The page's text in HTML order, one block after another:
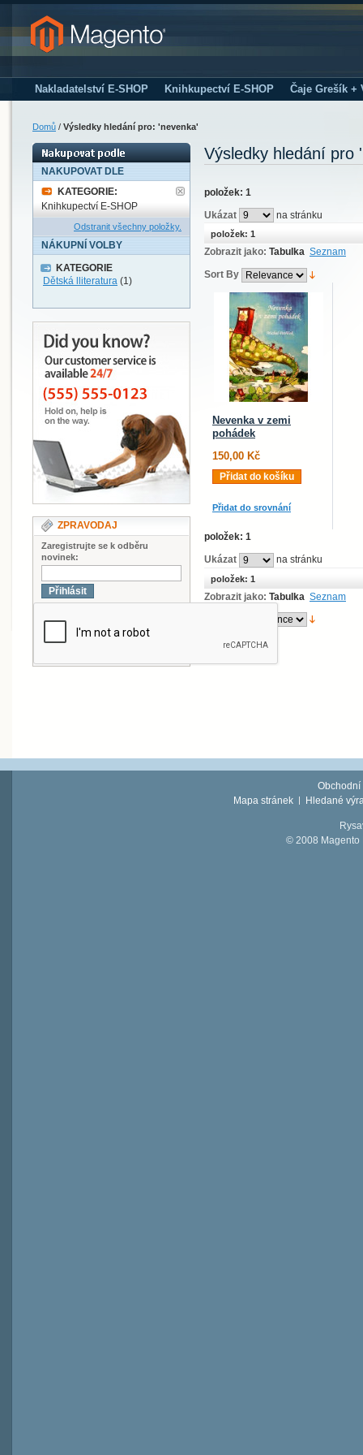
Nakladatelství E-SHOP Knihkupectví E-SHOP Čaje Grešík +
Domů / Výsledky hledání pro: 'nevenka'
NAKUPOVAT DLE
KATEGORIE:
Knihkupectví E-SHOP
Odstranit všechny položky.
NÁKUPNÍ VOLBY
KATEGORIE
Dětská lliteratura (1)
ZPRAVODAJ
Zaregistrujte se k odběru
novinek:
Přihlásit
Výsledky hledání pro
položek: 1
Ukázat
na stránku
položek: 1
Zobrazit jako: Tabulka Seznam
Sort By
Nevenka v zemi
pohádek
150,00 Kč
Přidat do košíku
Přidat do srovnání
položek: 1
Ukázat
na stránku
položek: 1
Zobrazit jako: Tabulka Seznam
Obchodní
Mapa stránek
Hledané
© 2008 Magento